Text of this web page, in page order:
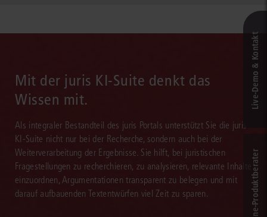
Mit der juris KI-Suite denkt das
Wissen mit.
Als integraler Bestandteil des juris Portals unterstützt Sie die juris
KI-Suite nicht nur bei der Recherche, sondern auch bei der
Weiterverarbeitung der Ergebnisse. Sie hilft, bei juristischen
Fragestellungen zu recherchieren, zu analysieren, relevante Inhalte
einzuordnen, Argumentationen transparent zu belegen und mit
darauf aufbauenden Textentwürfen viel Zeit zu sparen.
Live‑Demo & Kontakt
Online-Produkt­berater